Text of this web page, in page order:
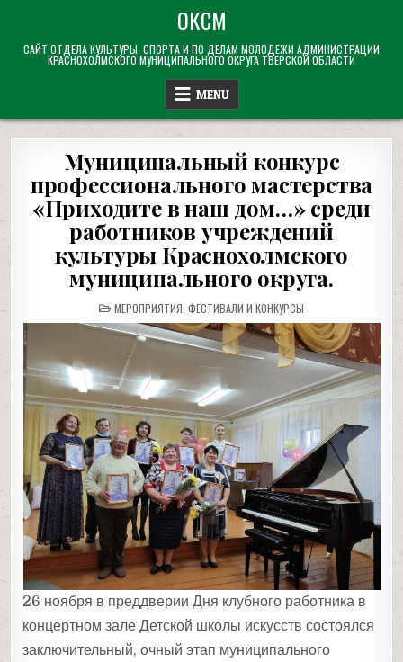
content
ОКСМ
САЙТ ОТДЕЛА КУЛЬТУРЫ, СПОРТА И ПО ДЕЛАМ МОЛОДЕЖИ АДМИНИСТРАЦИИ
КРАСНОХОЛМСКОГО МУНИЦИПАЛЬНОГО ОКРУГА ТВЕРСКОЙ ОБЛАСТИ
MENU
Муниципальный конкурс
профессионального мастерства
«Приходите в наш дом…» среди
работников учреждений
культуры Краснохолмского
муниципального округа.
POSTED
IN
МЕРОПРИЯТИЯ ФЕСТИВАЛИ И КОНКУРСЫ
26 ноября в преддверии Дня клубного работника в
концертном зале Детской школы искусств состоялся
заключительный, очный этап муниципального